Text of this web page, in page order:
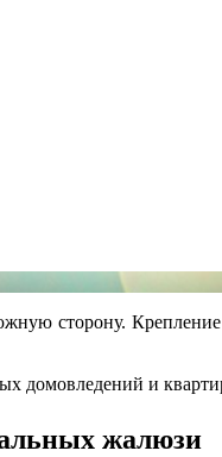
сторону.
домовледений и
жалюзи